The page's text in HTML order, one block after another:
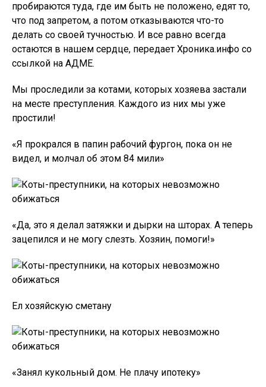
пробираются туда, где им быть не положено, едят то,
что под запретом, а потом отказываются что-то
делать со своей тучностью. И все равно всегда
остаются в нашем сердце, передает Хроника.инфо со
ссылкой на АДМЕ.
Мы проследили за котами, которых хозяева застали
на месте преступления. Каждого из них мы уже
простили!
«Я прокрался в папин рабочий фургон, пока он не
видел, и молчал об этом 84 мили»
«Да, это я делал затяжки и дырки на шторах. А теперь
зацепился и не могу слезть. Хозяин, помоги!»
Ел хозяйскую сметану
«Занял кукольный дом. Не плачу ипотеку»